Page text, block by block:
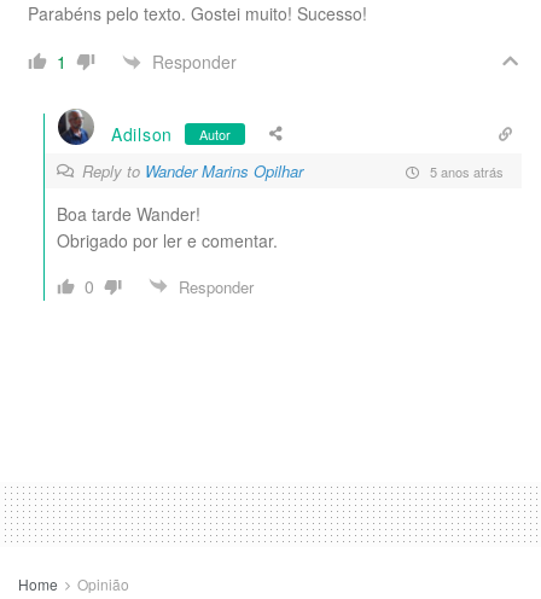
Parabéns pelo texto. Gostei muito! Sucesso!
1
Responder
Adilson Autor
Reply to Wander Marins Opilhar 5 anos atrás
Boa tarde Wander!
Obrigado por ler e comentar.
0
Responder
Home Opinião